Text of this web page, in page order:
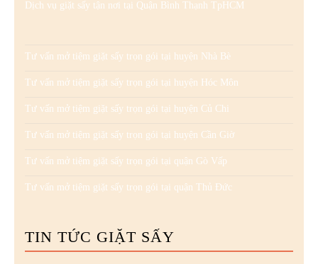
Dịch vụ giặt sấy tận nơi tại Quận Bình Thạnh TpHCM
Tư vấn mở tiệm giặt sấy trọn gói tại huyện Nhà Bè
Tư vấn mở tiệm giặt sấy trọn gói tại huyện Hóc Môn
Tư vấn mở tiệm giặt sấy trọn gói tại huyện Củ Chi
Tư vấn mở tiệm giặt sấy trọn gói tại huyện Cần Giờ
Tư vấn mở tiệm giặt sấy trọn gói tại quận Gò Vấp
Tư vấn mở tiệm giặt sấy trọn gói tại quận Thủ Đức
TIN TỨC GIẶT SẤY